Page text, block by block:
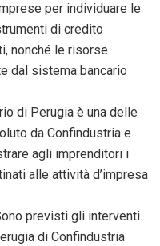
per individuare le
di credito
nonché le risorse
dal sistema bancario
di Perugia è una delle
da Confindustria e
agli imprenditori i
alle attività d’impresa
previsti gli interventi
di Confindustria